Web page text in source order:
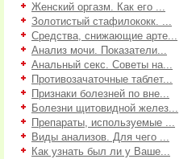
Женский оргазм. Как его ...
Золотистый стафилококк. ...
Средства, снижающие арте...
Анализ мочи. Показатели...
Анальный секс. Советы на...
Противозачаточные таблет...
Признаки болезней по вне...
Болезни щитовидной желез...
Препараты, используемые ...
Виды анализов. Для чего ...
Как узнать был ли у Ваше...